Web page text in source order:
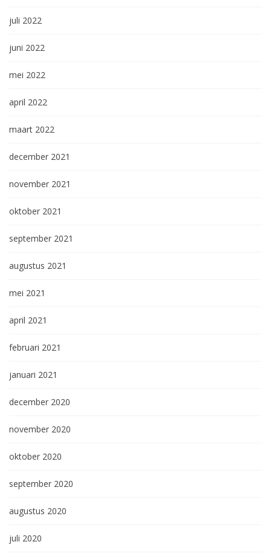
juli 2022
juni 2022
mei 2022
april 2022
maart 2022
december 2021
november 2021
oktober 2021
september 2021
augustus 2021
mei 2021
april 2021
februari 2021
januari 2021
december 2020
november 2020
oktober 2020
september 2020
augustus 2020
juli 2020